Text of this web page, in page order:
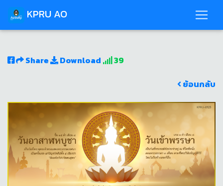
KPRU AO
Share Download
39
ย้อนกลับ